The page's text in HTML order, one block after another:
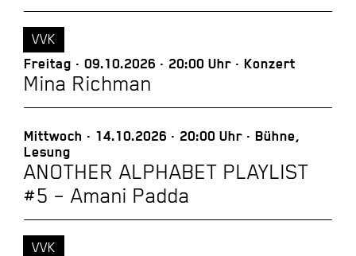
Freitag 09.10.2026 20:00 Uhr Konzert
Mina Richman
VVK
Mittwoch 14.10.2026 20:00 Uhr
Bühne,
Lesung
ANOTHER ALPHABET PLAYLIST
#5 – Amani Padda
VVK